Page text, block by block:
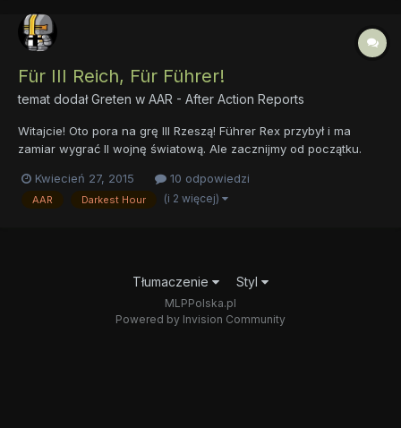
Für III Reich, Für Führer!
temat dodałGreten w AAR - After Action Reports
Witajcie! Oto pora na grę III Rzeszą! Führer Rex przybył i ma
zamiar wygrać II wojnę światową. Ale zacznijmy od początku.
nM/view?usp=sharing Przygoda rozpoczęta!
https://drive.google.com/file/d/0B6jRrXSw9poHVG9JVnJsX3YxW
Kwiecień 27, 2015 10 odpowiedzi
AAR Darkest Hour (i 2 więcej)
Tłumaczenie Styl
MLPPolska.pl
Powered by Invision Community